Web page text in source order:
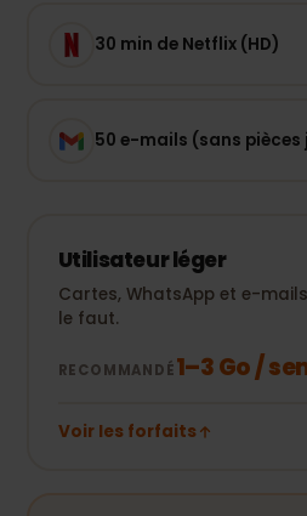
30 min de Netflix (HD)
50 e-mails (sans pièces
Utilisateur léger
Cartes, WhatsApp et e-
le faut.
RECOMMANDÉ1–3 Go /
Voir les forfaits